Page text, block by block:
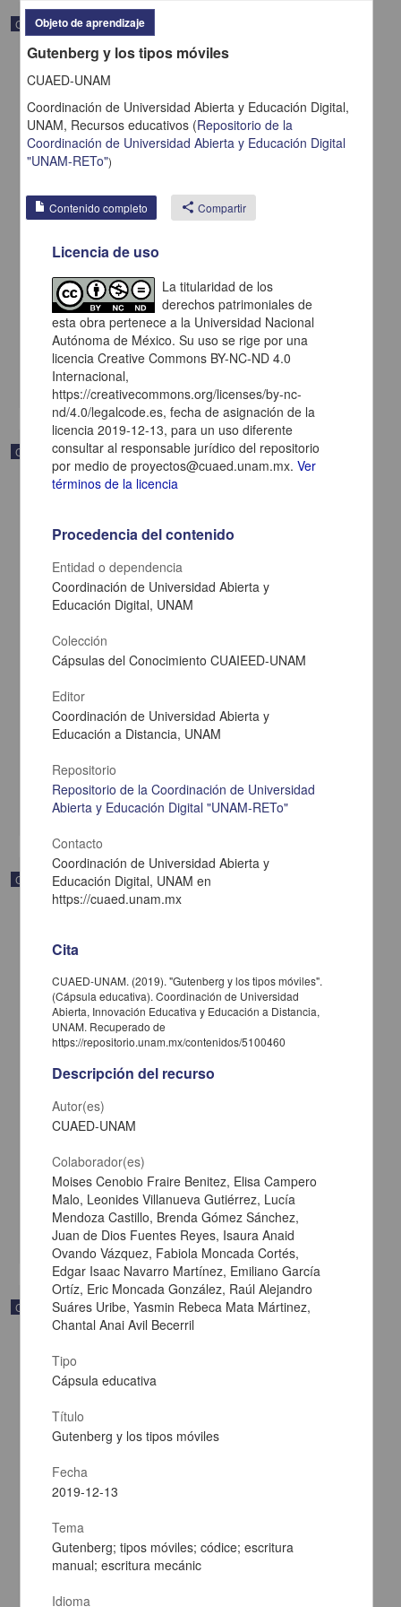
Correspondencia postal
Carta de H. C. Pitman a Francisco I. Madero en la que le solicita
una fotografía
Pitman, H. C.
[sin fecha]
Multidisciplina
Correspondencia postal
Carta de Zeferino Pérez, el general Antonio Rábago se encuentra
en la ranchería de Samalayuca
[sin fecha]
Multidisciplina
Correspondencia postal
informa se irá a la costa por prescripción médica
Maytorena, José María
[sin fecha]
Multidisciplina
Correspondencia postal
Carta de Francisco Martínez Baca a Francisco I. Madero
Objeto de aprendizaje
Gutenberg y los tipos móviles
CUAED-UNAM
Coordinación de Universidad Abierta y Educación Digital,
UNAM, Recursos educativos (Repositorio de la
Coordinación de Universidad Abierta y Educación Digital
"UNAM-RETo")
Contenido completo share Compartir
Licencia de uso
La titularidad de los
derechos patrimoniales de
esta obra pertenece a la Universidad Nacional
Autónoma de México. Su uso se rige por una
licencia Creative Commons BY-NC-ND 4.0
Internacional,
https://creativecommons.org/licenses/by-nc-
nd/4.0/legalcode.es, fecha de asignación de la
licencia 2019-12-13, para un uso diferente
consultar al responsable jurídico del repositorio
por medio de proyectos@cuaed.unam.mx.Ver
términos de la licencia
Procedencia del contenido
Entidad o dependencia
Coordinación de Universidad Abierta y
Educación Digital, UNAM
Colección
Cápsulas del Conocimiento CUAIEED-UNAM
Editor
Coordinación de Universidad Abierta y
Educación a Distancia, UNAM
Repositorio
Repositorio de la Coordinación de Universidad
Abierta y Educación Digital "UNAM-RETo"
Contacto
Coordinación de Universidad Abierta y
Educación Digital, UNAM en
https://cuaed.unam.mx
Cita
CUAED-UNAM. (2019). "Gutenberg y los tipos móviles".
(Cápsula educativa). Coordinación de Universidad
Abierta, Innovación Educativa y Educación a Distancia,
UNAM. Recuperado de
https://repositorio.unam.mx/contenidos/5100460
Descripción del recurso
Autor(es)
CUAED-UNAM
Colaborador(es)
Moises Cenobio Fraire Benitez, Elisa Campero
Malo, Leonides Villanueva Gutiérrez, Lucía
Mendoza Castillo, Brenda Gómez Sánchez,
Juan de Dios Fuentes Reyes, Isaura Anaid
Ovando Vázquez, Fabiola Moncada Cortés,
Edgar Isaac Navarro Martínez, Emiliano García
Ortíz, Eric Moncada González, Raúl Alejandro
Suáres Uribe, Yasmin Rebeca Mata Mártinez,
Chantal Anai Avil Becerril
Tipo
Cápsula educativa
Título
Gutenberg y los tipos móviles
Fecha
2019-12-13
Tema
Gutenberg; tipos móviles; códice; escritura
manual; escritura mecánic
Idioma